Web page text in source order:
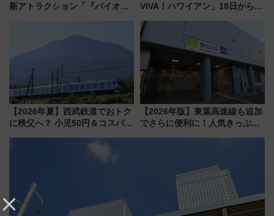
新アトラクション「『バイオハ
VIVA！ハワイアン」18日から営
ァミリーから大人まで幅広い世
代が一日中楽しる夏のリゾート
を楽しんで
【2026年夏】西武鉄道でおトク
に秩父へ？ 小児50円＆コスパ最
族旅行！ 深夜の正丸トンネル探
【2026年版】東葉高速線も追加
でさらに便利に！人気きっぷ
巡るなら使い勝手・コスパ抜群